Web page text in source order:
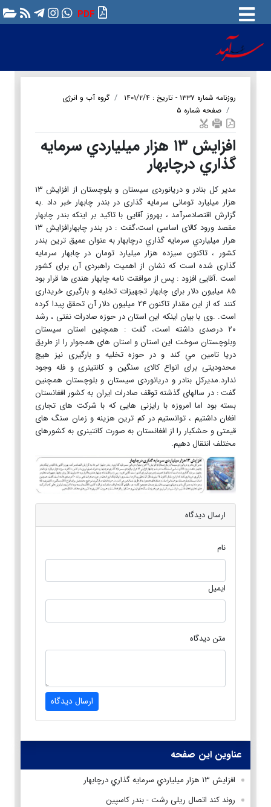
PDF
روزنامه شماره ۱۳۳۷ - تاریخ : ۱۴۰۱/۲/۴
گروه آب و انرژی
صفحه شماره ۵
افزايش ۱۳ هزار ميلياردي سرمايه
گذاري درچابهار
مدیر کل بنادر و دریانوردی سیستان و بلوچستان از افزایش ۱۳
هزار میلیارد تومانی سرمایه گذاری در بندر چابهار خبر داد .به
گزارش اقتصادسرآمد ، بهروز آقایی با تاکید بر اینکه بندر چابهار
مقصد ورود کالای اساسی است،گفت : در بندر چابهارافزايش ۱۳
هرار ميلياردي سرمايه گذاري درچابهار به عنوان عمیق ترین بندر
کشور ، تاکنون سیزده هزار میلیارد تومان در چابهار سرمایه
گذاری شده است که نشان از اهمیت راهبردی آن برای کشور
است .آقایی افزود : پس از موافقت نامه چابهار هندی ها قرار بود
۸۵ میلیون دلار برای چابهار تجهیزات تخلیه و بارگیری خریداری
کنند که از این مقدار تاکنون ۲۴ میلیون دلار آن تحقق پیدا کرده
است. .وی با بیان اینکه این استان در حوزه صادرات نفتی ، رشد
۲۰ درصدی داشته است، گفت : همچنین استان سیستان
وبلوچستان سوخت این استان و استان های همجوار را از طریق
دریا تامین مي کند و در حوزه تخلیه و بارگیری نیز هیچ
محدودیتی برای انواع کالای سنگین و کانتینری و فله وجود
ندارد.مدیرکل بنادر و دریانوردی سیستان و بلوچستان همچنین
گفت : در سالهای گذشته توقف صادرات ایران به کشور افغانستان
بسته بود اما امروزه با رایزنی هایی که با شرکت های تجاری
افغان داشتیم ، توانستیم در کم ترین هزینه و زمان سنگ های
قیمتی و حشکبار را از افغانستان به صورت کانتینری به کشورهای
مختلف انتقال دهیم.
ارسال دیدگاه
نام
ایمیل
متن دیدگاه
ارسال دیدگاه
عناوین این صفحه
افزايش ۱۳ هزار ميلياردي سرمايه گذاري درچابهار
روند کند اتصال ریلی رشت - بندر کاسپین